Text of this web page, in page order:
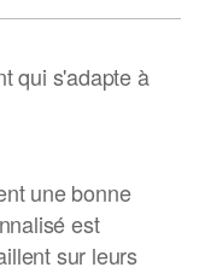
qui s'adapte à
une bonne
est
sur leurs